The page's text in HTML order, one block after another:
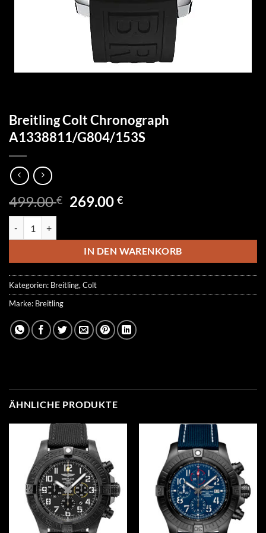
Breitling Colt Chronograph
A1338811/G804/153S
499.00€ Ursprünglicher
499.00 €
269.00€Aktueller
269.00 €.
IN DEN WARENKORB
Kategorien: Breitling, Colt
Marke: Breitling
ÄHNLICHE PRODUKTE